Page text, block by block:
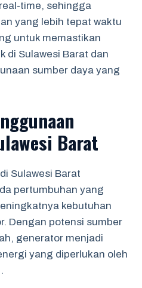
time, sehingga
yang lebih tepat waktu
untuk memastikan
di Sulawesi Barat dan
sumber daya yang
Barat
Sulawesi Barat
pertumbuhan yang
kebutuhan
Dengan potensi sumber
generator menjadi
yang diperlukan oleh